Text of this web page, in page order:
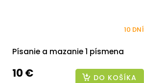
Písanie a mazanie 1 písmena
10 DNÍ
10 € DO KOŠÍKA